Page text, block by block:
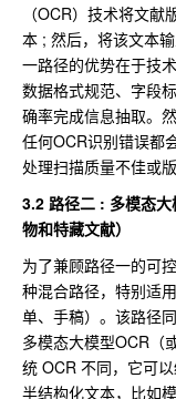
（OCR）技术将文
本 ; 然后，将该文本
一路径的优势在于技
数据格式规范、字段
确率完成信息抽取。
任何OCR识别错误都
处理扫描质量不佳或
3.2 路径二 : 多模态
物和特藏文献）
为了兼顾路径一的可
种混合路径，特别适
单、手稿）。该路径
多模态大模型OCR（
统 OCR 不同，它可
半结构化文本，比如